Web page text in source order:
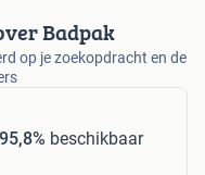
Badpak
op je zoekopdracht en de
95,8% beschikbaar